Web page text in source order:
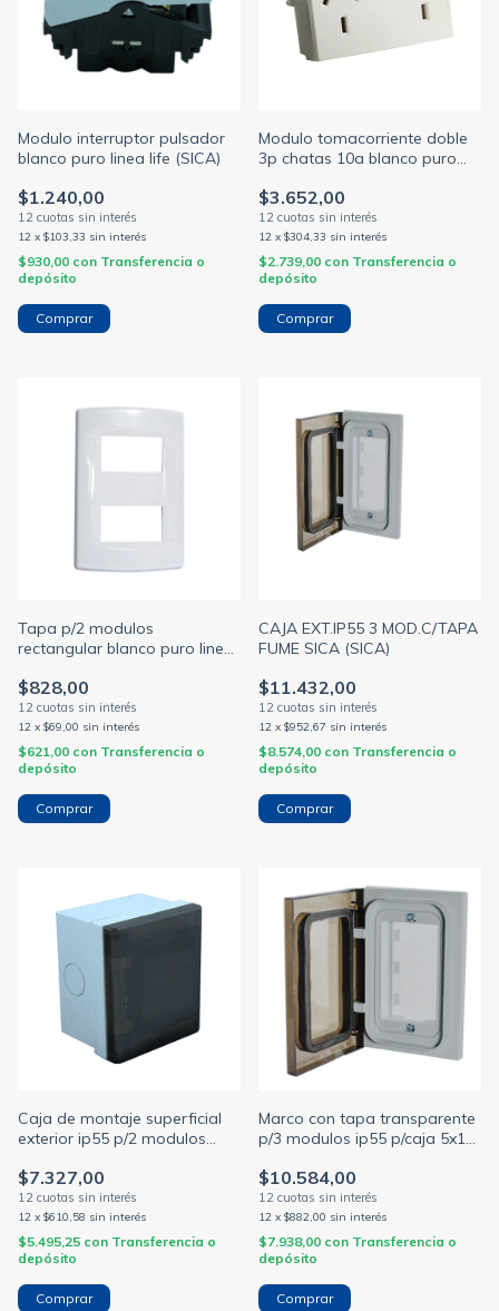
Modulo interruptor pulsador
blanco puro linea life (SICA)
$1.240,00
12 x $103,33 sin interés
$930,00 con Transferencia o
depósito
Modulo tomacorriente doble
3p chatas 10a blanco puro
$3.652,00
12 x $304,33 sin interés
$2.739,00 con Transferencia o
depósito
Tapa p/2 modulos
rectangular blanco puro linea
$828,00
12 x $69,00 sin interés
$621,00 con Transferencia o
depósito
CAJA EXT.IP55 3 MOD.C/TAPA
FUME SICA (SICA)
$11.432,00
12 x $952,67 sin interés
$8.574,00 con Transferencia o
depósito
Caja de montaje superficial
exterior ip55 p/2 modulos
$7.327,00
12 x $610,58 sin interés
$5.495,25 con Transferencia o
depósito
Marco con tapa transparente
p/3 modulos ip55 p/caja 5x10
$10.584,00
12 x $882,00 sin interés
$7.938,00 con Transferencia o
depósito